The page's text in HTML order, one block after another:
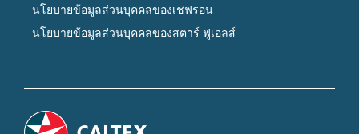
นโยบายข้อมูลส่วนบุคคลของเชฟรอน
นโยบายข้อมูลส่วนบุคคลของสตาร์ ฟูเอลส์